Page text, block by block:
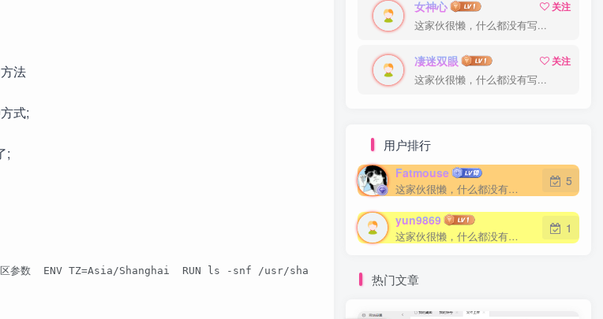
式;
;
参数  ENV TZ=Asia/Shanghai  RUN ls -snf /usr/share/zoneinfo/$TZ /etc/localtime && echo
女神心
关注
这家伙很懒，什么都没有写...
凄迷双眼
关注
这家伙很懒，什么都没有写...
用户排行
Fatmouse
这家伙很懒，什么都没有写...
5
yun9869
这家伙很懒，什么都没有写...
1
热门文章